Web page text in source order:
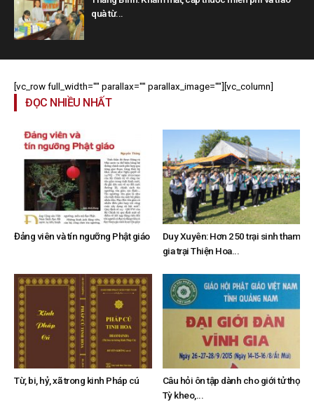
quà từ...
[vc_row full_width="" parallax="" parallax_image=""][vc_column]
ĐỌC NHIỀU NHẤT
Đảng viên và tín ngưỡng Phật giáo
Duy Xuyên: Hơn 250 trại sinh tham
gia trại Thiện Hoa...
Từ, bi, hỷ, xã trong kinh Pháp cú
Câu hỏi ôn tập dành cho giới tử thọ
Tỳ kheo,...